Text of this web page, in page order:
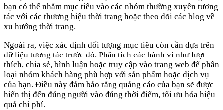
bạn có thể nhắm mục tiêu vào các nhóm thường xuyên tương
tác với các thương hiệu thời trang hoặc theo dõi các blog về
xu hướng thời trang.
Ngoài ra, việc xác định đối tượng mục tiêu còn cần dựa trên
dữ liệu tương tác trước đó. Phân tích các hành vi như lượt
thích, chia sẻ, bình luận hoặc truy cập vào trang web để phân
loại nhóm khách hàng phù hợp với sản phẩm hoặc dịch vụ
của bạn. Điều này đảm bảo rằng quảng cáo của bạn sẽ được
hiển thị đến đúng người vào đúng thời điểm, tối ưu hóa hiệu
quả chi phí.